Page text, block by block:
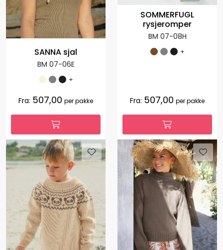
SANNA sjal
BM 07-06E
+
Fra: 507,00 per pakke
SOMMERFUGL
rysjeromper
BM 07-08H
+
Fra: 507,00 per pakke